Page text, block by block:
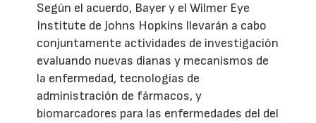
Según el acuerdo, Bayer y el Wilmer Eye
Institute de Johns Hopkins llevarán a cabo
conjuntamente actividades de investigación
evaluando nuevas dianas y mecanismos de
la enfermedad, tecnologías de
administración de fármacos, y
biomarcadores para las enfermedades del del